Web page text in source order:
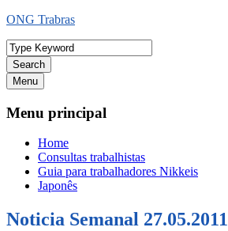
Ir
o
conteúdo
ONG Trabras
Search
Menu
Menu principal
Home
Consultas trabalhistas
Guia para trabalhadores Nikkeis
Japonês
Noticia Semanal 27.05.2011